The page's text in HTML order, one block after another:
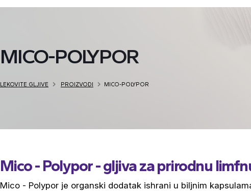
MICO-POLYPOR
LEKOVITE GLJIVE PROIZVODI MICO-POLYPOR
Mico - Polypor - gljiva za prirodnu
Mico - Polypor je organski dodatak ishrani u biljnim